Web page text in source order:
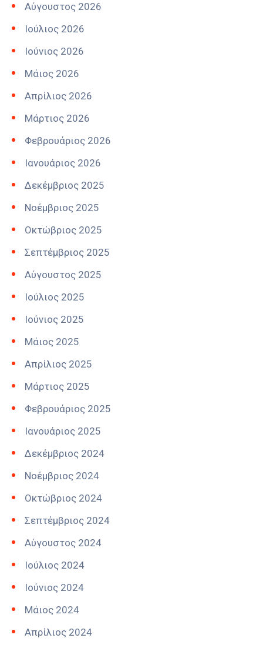
Αύγουστος 2026
Ιούλιος 2026
Ιούνιος 2026
Μάιος 2026
Απρίλιος 2026
Μάρτιος 2026
Φεβρουάριος 2026
Ιανουάριος 2026
Δεκέμβριος 2025
Νοέμβριος 2025
Οκτώβριος 2025
Σεπτέμβριος 2025
Αύγουστος 2025
Ιούλιος 2025
Ιούνιος 2025
Μάιος 2025
Απρίλιος 2025
Μάρτιος 2025
Φεβρουάριος 2025
Ιανουάριος 2025
Δεκέμβριος 2024
Νοέμβριος 2024
Οκτώβριος 2024
Σεπτέμβριος 2024
Αύγουστος 2024
Ιούλιος 2024
Ιούνιος 2024
Μάιος 2024
Απρίλιος 2024